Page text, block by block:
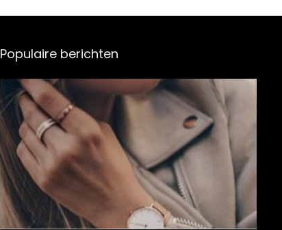
Telescopische
Populaire berichten